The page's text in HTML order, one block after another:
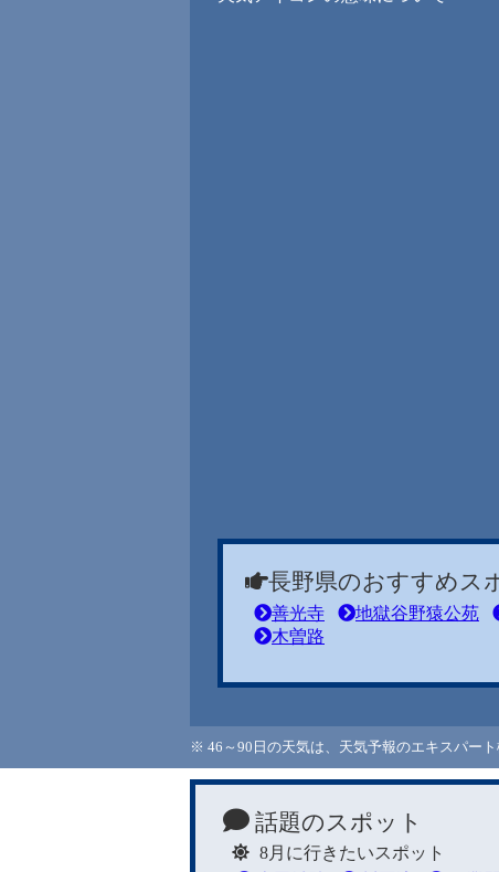
長野県のおすすめス
善光寺 地獄谷野猿公苑
木曽路
※ 46～90日の天気は、天気予報のエキスパー
話題のスポット
8月に行きたいスポット